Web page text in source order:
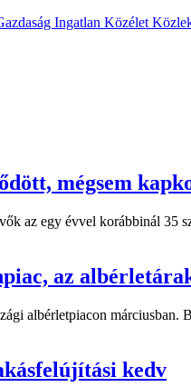
Ingatlan Közélet
mégsem
az egy évvel korábbinál 35
az
albérletpiacon
kedv